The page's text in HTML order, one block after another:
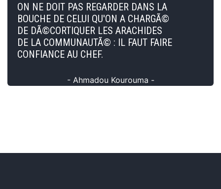
ON NE DOIT PAS REGARDER DANS LA
BOUCHE DE CELUI QU'ON A CHARGÃ©
DE DÃ©CORTIQUER LES ARACHIDES
DE LA COMMUNAUTÃ© : IL FAUT FAIRE
CONFIANCE AU CHEF.
- Ahmadou Kourouma -